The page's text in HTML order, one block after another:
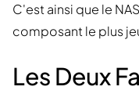
C'est ainsi que le
composant le plus
Les Deux